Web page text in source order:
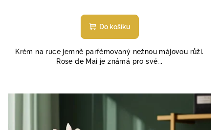
Do košíku
Krém na ruce jemně parfémovaný nežnou májovou růži.
Rose de Mai je známá pro své...